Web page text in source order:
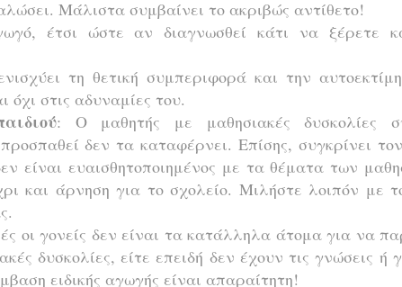
Μάλιστα συμβαίνει το ακριβώς αντίθετο!
έτσι ώστε αν διαγνωσθεί κάτι να ξέρετε
τη θετική συμπεριφορά και την
όχι στις αδυναμίες του.
: Ο μαθητής με μαθησιακές δυσκολίες
δεν τα καταφέρνει. Επίσης, συγκρίνει
είναι ευαισθητοποιημένος με τα θέματα των
και άρνηση για το σχολείο. Μιλήστε λοιπόν με
οι γονείς δεν είναι τα κατάλληλα άτομα για να
δυσκολίες, είτε επειδή δεν έχουν τις γνώσεις ή
ειδικής αγωγής είναι απαραίτητη!